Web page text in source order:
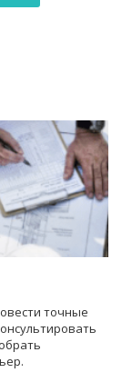
точные